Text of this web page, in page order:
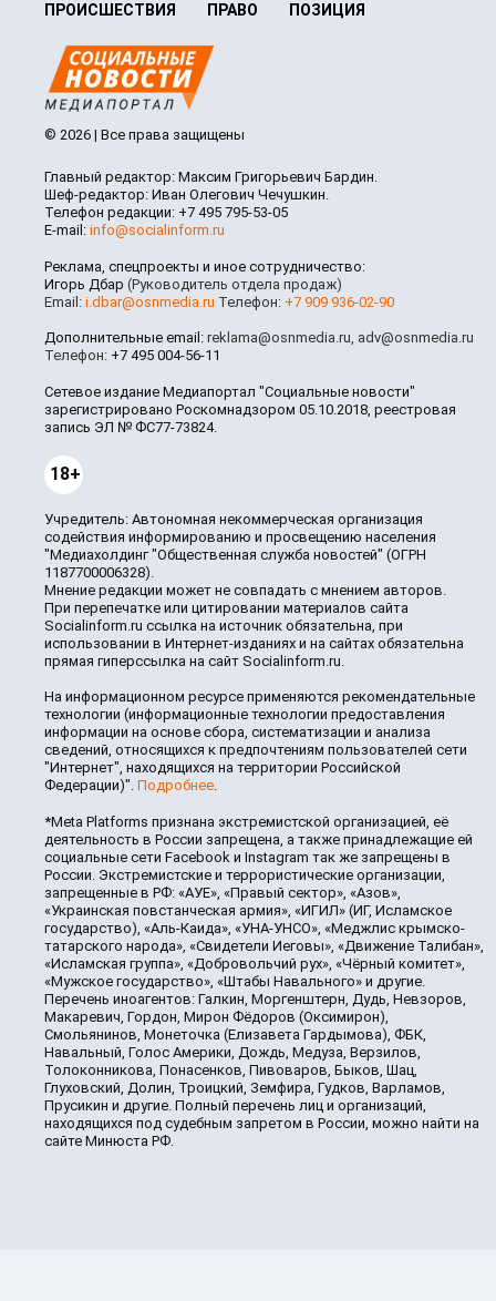
ПРОИСШЕСТВИЯ
ПРАВО ПОЗИЦИЯ
© 2026 | Все права защищены
Главный редактор: Максим Григорьевич Бардин.
Шеф-редактор: Иван Олегович Чечушкин.
Телефон редакции: +7 495 795-53-05
E-mail: info@socialinform.ru
Реклама, спецпроекты и иное сотрудничество:
Игорь Дбар (Руководитель отдела продаж)
Email: i.dbar@osnmedia.ru Телефон: +7 909 936-02-90
Дополнительные email: reklama@osnmedia.ru, adv@osnmedia.ru
Телефон: +7 495 004-56-11
Сетевое издание Медиапортал "Социальные новости"
зарегистрировано Роскомнадзором 05.10.2018, реестровая
запись ЭЛ № ФС77-73824.
18+
Учредитель: Автономная некоммерческая организация
содействия информированию и просвещению населения
"Медиахолдинг "Общественная служба новостей" (ОГРН
1187700006328).
Мнение редакции может не совпадать с мнением авторов.
При перепечатке или цитировании материалов сайта
Socialinform.ru ссылка на источник обязательна, при
использовании в Интернет-изданиях и на сайтах обязательна
прямая гиперссылка на сайт Socialinform.ru.
На информационном ресурсе применяются рекомендательные
технологии (информационные технологии предоставления
информации на основе сбора, систематизации и анализа
сведений, относящихся к предпочтениям пользователей сети
"Интернет", находящихся на территории Российской
Федерации)". Подробнее.
*Meta Platforms признана экстремистской организацией, её
деятельность в России запрещена, а также принадлежащие ей
социальные сети Facebook и Instagram так же запрещены в
России. Экстремистские и террористические организации,
запрещенные в РФ: «АУЕ», «Правый сектор», «Азов»,
«Украинская повстанческая армия», «ИГИЛ» (ИГ, Исламское
государство), «Аль-Каида», «УНА-УНСО», «Меджлис крымско-
татарского народа», «Свидетели Иеговы», «Движение Талибан»,
«Исламская группа», «Добровольчий рух», «Чёрный комитет»,
«Мужское государство», «Штабы Навального» и другие.
Перечень иноагентов: Галкин, Моргенштерн, Дудь, Невзоров,
Макаревич, Гордон, Мирон Фёдоров (Оксимирон),
Смольянинов, Монеточка (Елизавета Гардымова), ФБК,
Навальный, Голос Америки, Дождь, Медуза, Верзилов,
Толоконникова, Понасенков, Пивоваров, Быков, Шац,
Глуховский, Долин, Троицкий, Земфира, Гудков, Варламов,
Прусикин и другие. Полный перечень лиц и организаций,
находящихся под судебным запретом в России, можно найти на
сайте Минюста РФ.